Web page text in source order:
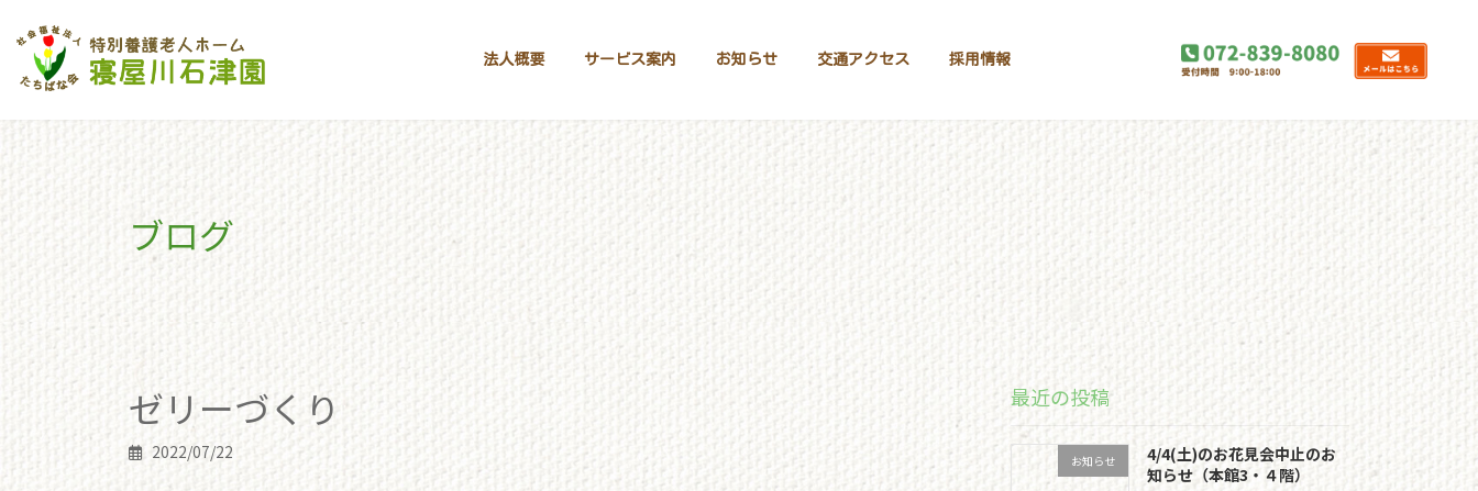
ツ
ッ
シ
移
法人概要 サービス案内 お知らせ 交通アクセス 採用情報
ブログ
toppage ブログ ゼリーづくり
ゼリーづくり
2022/07/22
最近の投稿
お知らせ
4/4(土)のお花見会中止のお
知らせ（本館3・４階）